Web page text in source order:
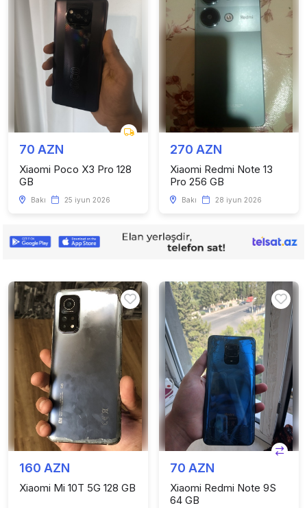
70 AZN
Xiaomi Poco X3 Pro 128
GB
Bakı 25 iyun 2026
270 AZN
Xiaomi Redmi Note 13
Pro 256 GB
Bakı 28 iyun 2026
160 AZN
Xiaomi Mi 10T 5G 128 GB
70 AZN
Xiaomi Redmi Note 9S
64 GB